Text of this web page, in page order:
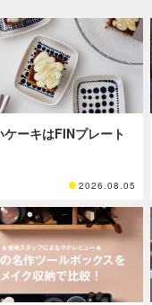
ケーキはFINプレート
2026.08.05